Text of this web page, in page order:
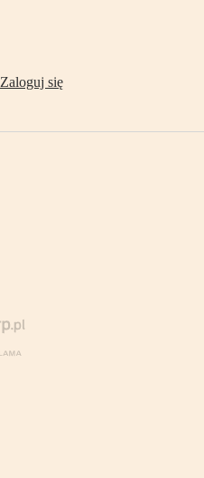
Zaloguj się